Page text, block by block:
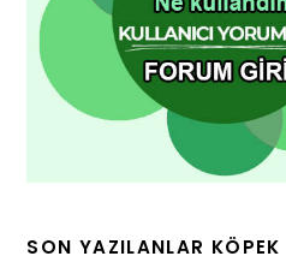
SON YAZILANLAR KÖPEK